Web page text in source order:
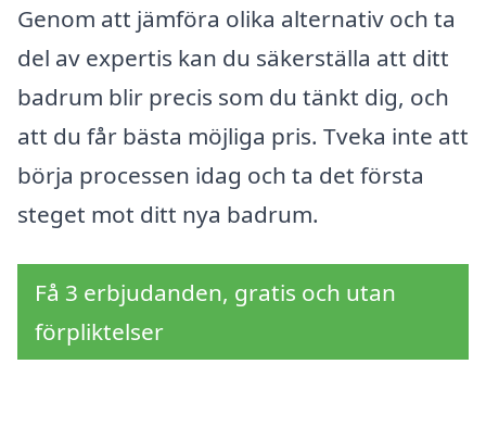
Genom att jämföra olika alternativ och ta
del av expertis kan du säkerställa att ditt
badrum blir precis som du tänkt dig, och
att du får bästa möjliga pris. Tveka inte att
börja processen idag och ta det första
steget mot ditt nya badrum.
Få 3 erbjudanden, gratis och utan
förpliktelser